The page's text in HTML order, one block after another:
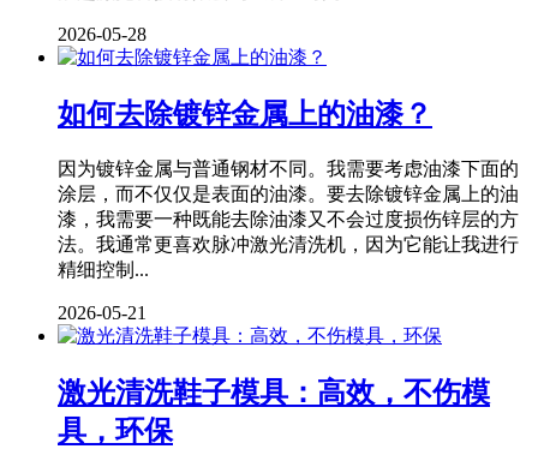
2026-05-28
如何去除镀锌金属上的油漆？
因为镀锌金属与普通钢材不同。我需要考虑油漆下面的
涂层，而不仅仅是表面的油漆。要去除镀锌金属上的油
漆，我需要一种既能去除油漆又不会过度损伤锌层的方
法。我通常更喜欢脉冲激光清洗机，因为它能让我进行
精细控制...
2026-05-21
激光清洗鞋子模具：高效，不伤模
具，环保